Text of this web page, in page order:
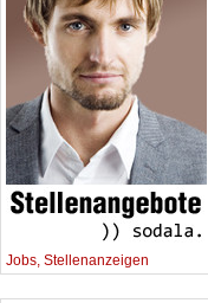
Jobs, Stellenanzeigen